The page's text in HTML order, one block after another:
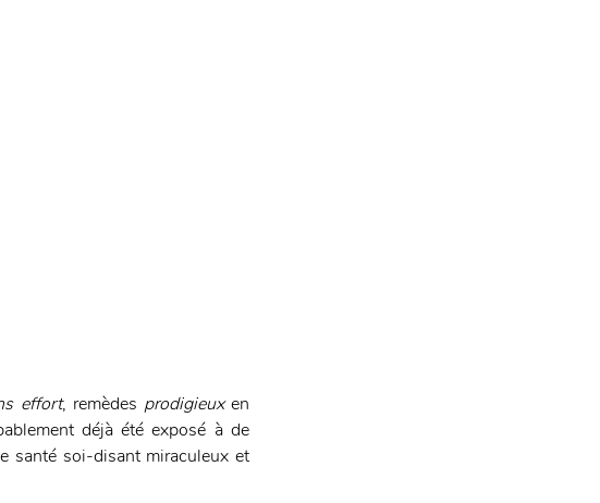
effort, remèdes prodigieux en
déjà été exposé à de
santé soi-disant miraculeux et